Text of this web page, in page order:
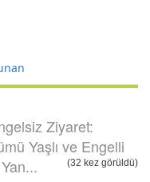
Ziyaret:
Yaşlı ve Engelli
(32 kez görüldü)